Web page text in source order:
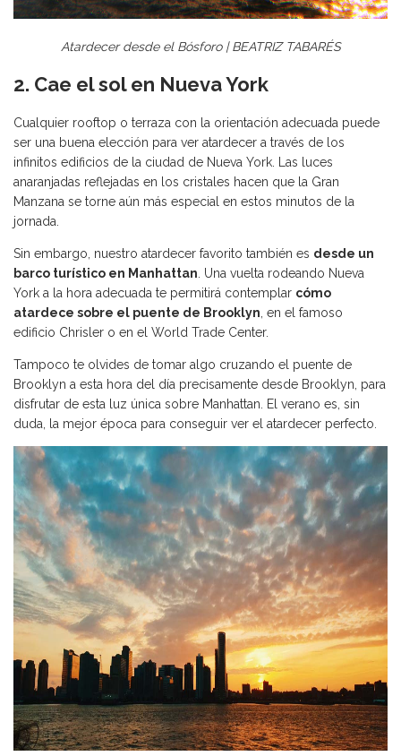
Atardecer desde el Bósforo | BEATRIZ TABARÉS
2. Cae el sol en Nueva York
Cualquier rooftop o terraza con la orientación adecuada puede
ser una buena elección para ver atardecer a través de los
infinitos edificios de la ciudad de Nueva York. Las luces
anaranjadas reflejadas en los cristales hacen que la Gran
Manzana se torne aún más especial en estos minutos de la
jornada.
Sin embargo, nuestro atardecer favorito también es desde un
barco turístico en Manhattan. Una vuelta rodeando Nueva
York a la hora adecuada te permitirá contemplar cómo
atardece sobre el puente de Brooklyn, en el famoso
edificio Chrisler o en el World Trade Center.
Tampoco te olvides de tomar algo cruzando el puente de
Brooklyn a esta hora del día precisamente desde Brooklyn, para
disfrutar de esta luz única sobre Manhattan. El verano es, sin
duda, la mejor época para conseguir ver el atardecer perfecto.